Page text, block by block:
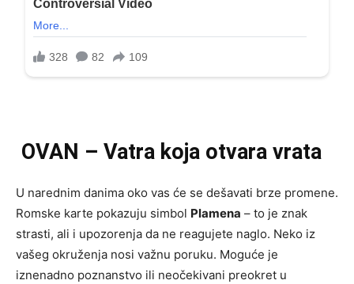
OVAN – Vatra koja otvara vrata
U narednim danima oko vas će se dešavati brze promene.
Romske karte pokazuju simbol Plamena – to je znak
strasti, ali i upozorenja da ne reagujete naglo. Neko iz
vašeg okruženja nosi važnu poruku. Moguće je
iznenadno poznanstvo ili neočekivani preokret u